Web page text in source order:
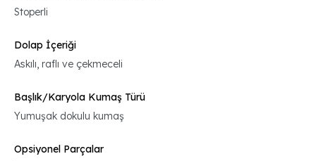
Stoperli
Dolap İçeriği
Askılı, raflı ve çekmeceli
Başlık/Karyola Kumaş Türü
Yumuşak dokulu kumaş
Opsiyonel Parçalar